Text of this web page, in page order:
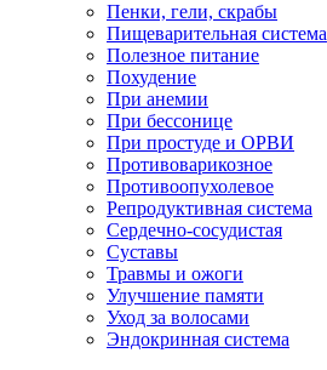
Пенки, гели, скрабы
Пищеварительная система
Полезное питание
Похудение
При анемии
При бессонице
При простуде и ОРВИ
Противоварикозное
Противоопухолевое
Репродуктивная система
Сердечно-сосудистая
Суставы
Травмы и ожоги
Улучшение памяти
Уход за волосами
Эндокринная система